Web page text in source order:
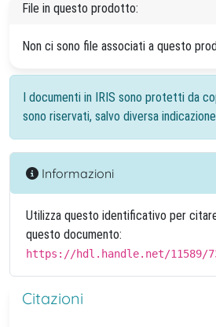
File in questo prodotto:
Non ci sono file associati a questo
I documenti in IRIS sono protetti da
sono riservati, salvo diversa
Informazioni
Utilizza questo identificativo per
questo documento:
https://hdl.handle.net/11589/
Citazioni